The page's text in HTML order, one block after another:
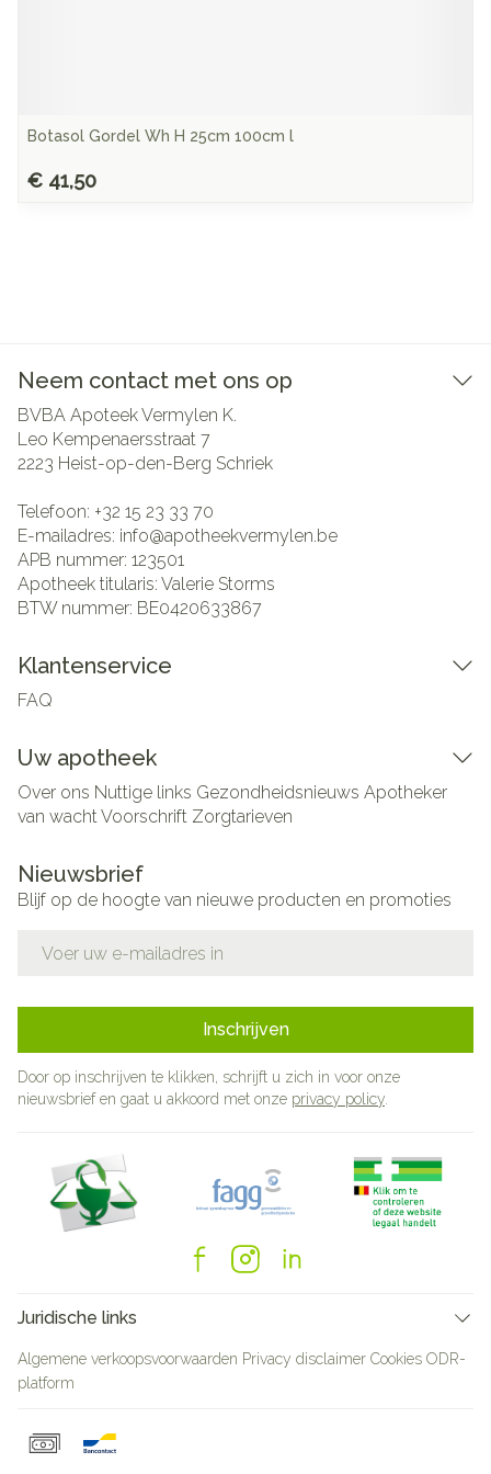
Botasol Gordel Wh H 25cm 100cm l
€ 41,50
Neem contact met ons op
BVBA Apoteek Vermylen K.
Leo Kempenaersstraat 7
2223 Heist-op-den-Berg Schriek
Telefoon: +32 15 23 33 70
E-mailadres: info@apotheekvermylen.be
APB nummer: 123501
Apotheek titularis: Valerie Storms
BTW nummer: BE0420633867
Klantenservice
FAQ
Uw apotheek
Over ons Nuttige links Gezondheidsnieuws Apotheker
van wachtVoorschrift Zorgtarieven
Nieuwsbrief
Blijf op de hoogte van nieuwe producten en promoties
Inschrijven
Door op inschrijven te klikken, schrijft u zich in voor onze
nieuwsbrief en gaat u akkoord met onze privacy policy
Juridische links
Algemene verkoopsvoorwaarden Privacy disclaimer Cookies ODR-
platform